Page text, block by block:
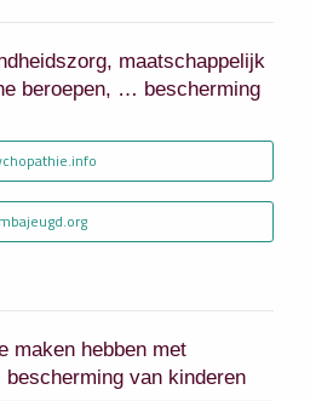
maatschappelijk
beroepen, … bescherming
maken hebben met
van kinderen